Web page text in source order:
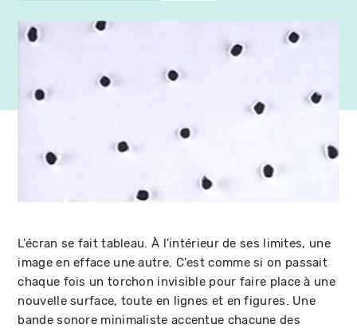
L'écran se fait tableau. À l'intérieur de ses limites, une
image en efface une autre. C'est comme si on passait
chaque fois un torchon invisible pour faire place à une
nouvelle surface, toute en lignes et en figures. Une
bande sonore minimaliste accentue chacune des